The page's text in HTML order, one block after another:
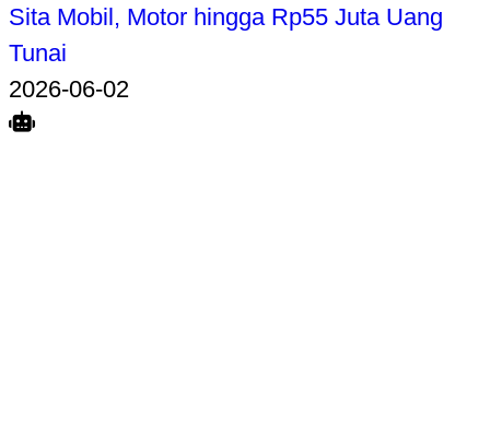
Sita Mobil, Motor hingga Rp55 Juta Uang
Tunai
2026-06-02